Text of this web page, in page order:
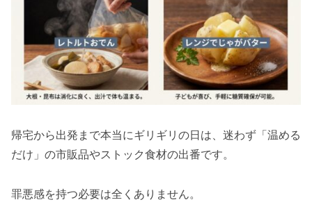
帰宅から出発まで本当にギリギリの日は、迷わず「温める
だけ」の市販品やストック食材の出番です。
罪悪感を持つ必要は全くありません。